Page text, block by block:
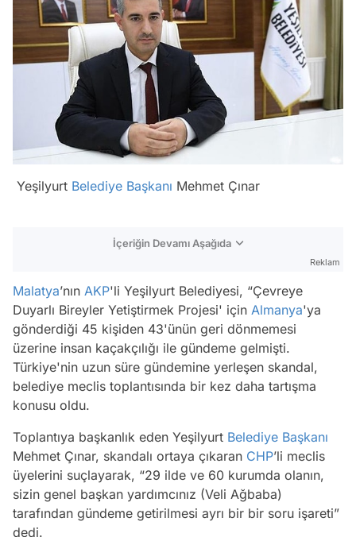
Yeşilyurt Belediye Başkanı Mehmet Çınar
İçeriğin Devamı Aşağıda
Reklam
Malatya’nın AKP'li Yeşilyurt Belediyesi, “Çevreye
Duyarlı Bireyler Yetiştirmek Projesi' için Almanya'ya
gönderdiği 45 kişiden 43'ünün geri dönmemesi
üzerine insan kaçakçılığı ile gündeme gelmişti.
Türkiye'nin uzun süre gündemine yerleşen skandal,
belediye meclis toplantısında bir kez daha tartışma
konusu oldu.
Toplantıya başkanlık eden Yeşilyurt Belediye Başkanı
Mehmet Çınar, skandalı ortaya çıkaran CHP’li meclis
üyelerini suçlayarak, “29 ilde ve 60 kurumda olanın,
sizin genel başkan yardımcınız (Veli Ağbaba)
tarafından gündeme getirilmesi ayrı bir bir soru işareti”
dedi.